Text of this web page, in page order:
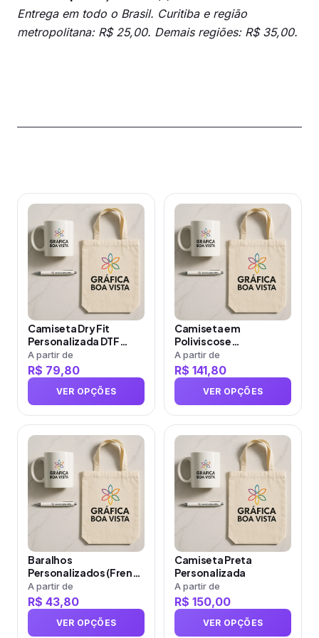
Entrega em todo o Brasil. Curitiba e região
metropolitana: R$ 25,00. Demais regiões: R$ 35,00.
Camiseta Dry Fit
Personalizada DTF
Feminina com Estampa
Grande
A partir de
R$ 79,80
VER OPÇÕES
Este
produto
tem
várias
opções
podem
ser
escolhidas
página
do
produto
Camiseta em
Poliviscose
Personalizada DTF
Unissex com Estampa
Grande (Frente …
A partir de
R$ 141,80
VER OPÇÕES
Este
produto
tem
várias
opções
podem
ser
escolhidas
página
do
produto
Baralhos
Personalizados (Frente
e Verso) com 54 cartas
em Papel Baralho
A partir de
R$ 43,80
VER OPÇÕES
Este
produto
tem
várias
opções
podem
ser
escolhidas
Camiseta Preta
Personalizada
A partir de
R$ 150,00
VER OPÇÕES
Este
produto
tem
várias
opções
podem
ser
escolhidas